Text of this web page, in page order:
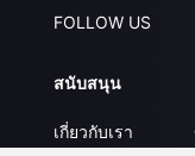
FOLLOW US
สนับสนุน
เกี่ยวกับเรา